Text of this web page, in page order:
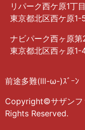
リパーク西ケ原1丁目
東京都北区西ケ原
ナビパーク西ヶ原第
東京都北区西ヶ原1-
前途多難(lll-ω-)ｽﾞｰﾝ
Copyright©サザンフ
Rights Reserved.